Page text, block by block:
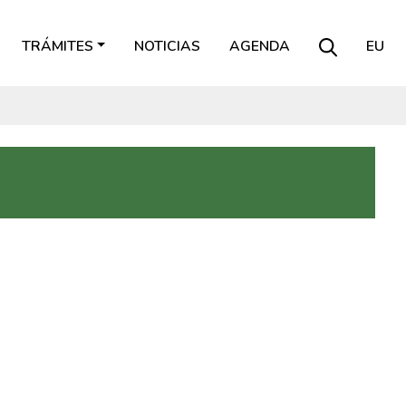
TRÁMITES NOTICIAS AGENDA EU